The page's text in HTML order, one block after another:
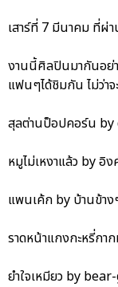
เสาร์ที่ 7 มีนาคม ที่ผ่
งานนี้ศิลปินมากันอย่
แฟนๆได้ชิมกัน ไม่ว่าจ
สุลต่านป็อปคอร์น by
หมูไม่เหงาแล้ว by อิ
แพนเค้ก by บ้านข้า
ราดหน้าแกงกะหรี่ก
ยำใจเหมียว by